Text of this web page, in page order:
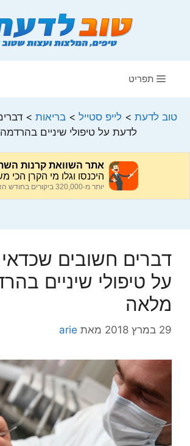
תפריט
טוב לדעת >לייפ סטייל >בריאות >
לדעת על טיפולי שיניים
דברים חשובים
על טיפולי שיניים
מלאה
29 במרץ 2018 מאת arie